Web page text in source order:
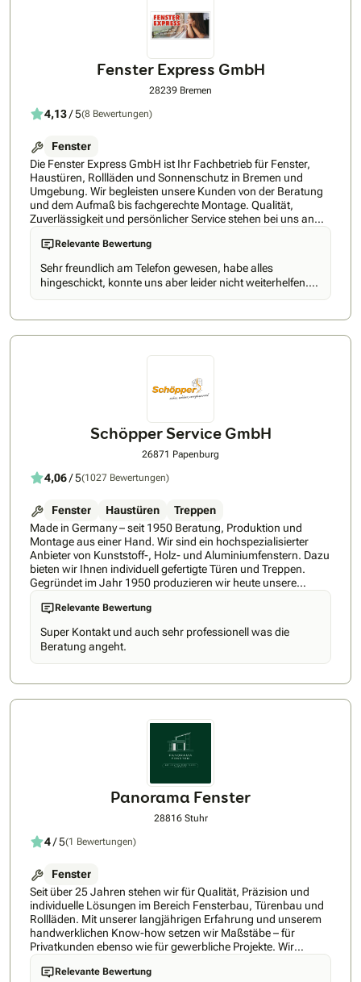
Zuverlässige und termingerechte Ausführung• Erfahrung in
der Sanierung von Bestandsgebäuden
Fenster Express GmbH
28239 Bremen
4,13/ 5(8 Bewertungen)
Fenster
Die Fenster Express GmbH ist Ihr Fachbetrieb für Fenster,
Haustüren, Rollläden und Sonnenschutz in Bremen und
Umgebung. Wir begleisten unsere Kunden von der Beratung
und dem Aufmaß bis fachgerechte Montage. Qualität,
Zuverlässigkeit und persönlicher Service stehen bei uns an
erster Stelle.Besuchen Sie uns gerne in unseren Büro!Ist es
Kalt im Haus, muss das alte Fenster raus!
Relevante Bewertung
Sehr freundlich am Telefon gewesen, habe alles
hingeschickt, konnte uns aber leider nicht weiterhelfen.
Wir hätten Austausch machen müssen.(Fenster.)
Schöpper Service GmbH
26871 Papenburg
4,06/ 5(1027 Bewertungen)
Fenster Haustüren
Treppen
Made in Germany – seit 1950 Beratung, Produktion und
Montage aus einer Hand. Wir sind ein hochspezialisierter
Anbieter von Kunststoff-, Holz- und Aluminiumfenstern. Dazu
bieten wir Ihnen individuell gefertigte Türen und Treppen.
Gegründet im Jahr 1950 produzieren wir heute unsere
eigenen Produkte an drei Standorten in Deutschland. Damit
gehören wir zu den führenden Fensteranbietern der Region.
Ob Sie einen Neubau planen oder renovieren - wir bieten
Ihnen Fenster, die sich in ihrer Vielfalt harmonisch und
stilgerecht in jede Architektur einfügen. Dank unserer
Beratung vor Ort und unserer eigenen Produktion sind Ihren
gefertigt. Wirtschaftlichkeit ist ihr besonderes Plus. Sie sind
langlebig, witterungsbeständig, pflegeleicht und
wartungsfreundlich. Da wir selbst die Montagen abwickeln,
haben Sie kompetente Ansprechpartner vor Ort. Wir bieten
hochqualifizierten Monteuren, welche teilweise seit
Jahrzehnten für uns im Einsatz sind. Lassen auch Sie sich
von unserem Service überzeugen und fragen Sie jetzt ein
Relevante Bewertung
Super Kontakt und auch sehr professionell was die
Beratung angeht.
Panorama Fenster
28816 Stuhr
4/ 5(1 Bewertungen)
Fenster
Seit über 25 Jahren stehen wir für Qualität, Präzision und
individuelle Lösungen im Bereich Fensterbau, Türenbau und
Rollläden. Mit unserer langjährigen Erfahrung und unserem
handwerklichen Know-how setzen wir Maßstäbe – für
Privatkunden ebenso wie für gewerbliche Projekte. Wir
begleiten unsere Kunden von der ersten Beratung bis zur
fachgerechten Montage – alles aus einer Hand. Ob moderne
Relevante Bewertung